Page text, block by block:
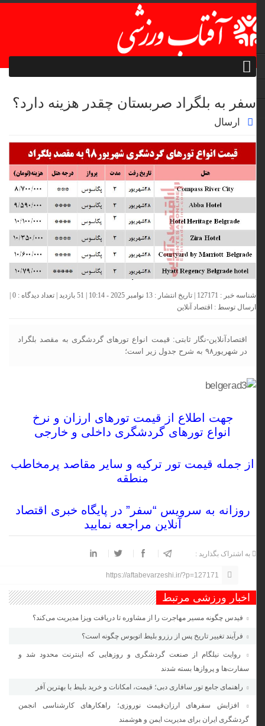
سفر به بلگراد صربستان چقدر هزینه دارد؟
ارسال
شناسه خبر : 127171 | تاریخ انتشار : 13 نوامبر 2025 - 10:14 | 51 بازدید | تعداد دیدگاه : 0
|
ارسال توسط :اقتصاد آنلاین
اقتصادآنلاین-نگار ثابتی: قیمت انواع تورهای گردشگری به مقصد بلگراد
در شهریور۹۸ به شرح جدول زیر است؛
جهت اطلاع ازقیمت تورهای ارزانو نرخ
انواعتورهای گردشگریداخلی و خارجی
از جملهقیمت تور ترکیهو سایر مقاصد پرمخاطب
منطقه
روزانه به سرویس “ سفر” درپایگاه خبری اقتصاد
آنلاینمراجعه نمایید
به اشتراک بگذارید :
https://aftabevarzeshi.ir/?p=127171
اخبار ورزشی مرتبط
فیدس چگونه مسیر مهاجرت را از مشاوره تا دریافت ویزا مدیریت می‌کند؟
فرآیند تغییر تاریخ پس از رزرو بلیط اتوبوس چگونه است؟
روایت نیلگام از صنعت گردشگری و روزهایی که اینترنت محدود شد و
سفارت‌ها و پروازها بسته شدند
راهنمای جامع تور سافاری دبی؛ قیمت، امکانات و خرید بلیط با بهترین آفر
افزایش سفرهای ارزان‌قیمت نوروزی؛ راهکارهای کارشناسی انجمن
گردشگری ایران برای مدیریت ایمن و هوشمند